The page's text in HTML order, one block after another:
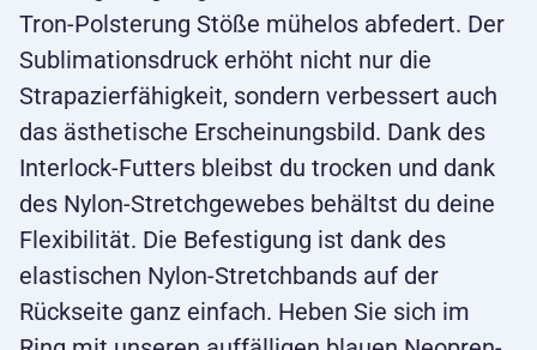
Tron-Polsterung Stöße mühelos abfedert. Der
Sublimationsdruck erhöht nicht nur die
Strapazierfähigkeit, sondern verbessert auch
das ästhetische Erscheinungsbild. Dank des
Interlock-Futters bleibst du trocken und dank
des Nylon-Stretchgewebes behältst du deine
Flexibilität. Die Befestigung ist dank des
elastischen Nylon-Stretchbands auf der
Rückseite ganz einfach. Heben Sie sich im